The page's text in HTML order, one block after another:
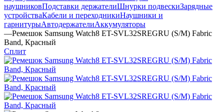
наушниковПодставки держателиШнурки подвескиЗарядные
устройстваКабели и переходникиНаушники и
гарнитурыАвтодержателиАккумуляторы
—Ремешок Samsung Watch8 ET-SVL32SREGRU (S/M) Fabric
Band, Красный
Сплит